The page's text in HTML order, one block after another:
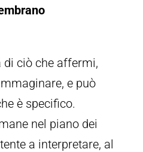
di ciò che affermi,
e può
è specifico.
nel piano dei
a interpretare, al